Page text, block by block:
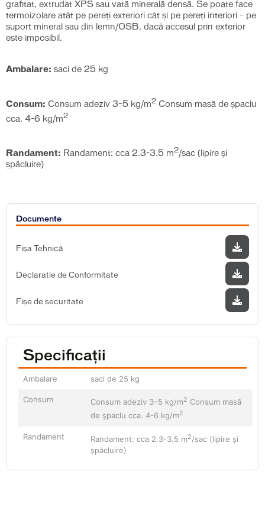
grafitat, extrudat XPS sau vată minerală densă. Se poate face
termoizolare atât pe pereţi exteriori cât şi pe pereţi interiori – pe
suport mineral sau din lemn/OSB, dacă accesul prin exterior
este imposibil.
Ambalare: saci de 25 kg
Consum: Consum adeziv 3–5 kg/m2 Consum masă de şpaclu
cca. 4-6 kg/m2
Randament: Randament: cca 2.3-3.5 m2/sac (lipire și
șpăcluire)
Documente
Fișa Tehnică
Declaratie de Conformitate
Fișe de securitate
Specificații
Ambalare saci de 25 kg
Consum Consum adeziv 3–5 kg/m2 Consum masă
de şpaclu cca. 4-6 kg/m2
Randament Randament: cca 2.3-3.5 m2/sac (lipire și
șpăcluire)